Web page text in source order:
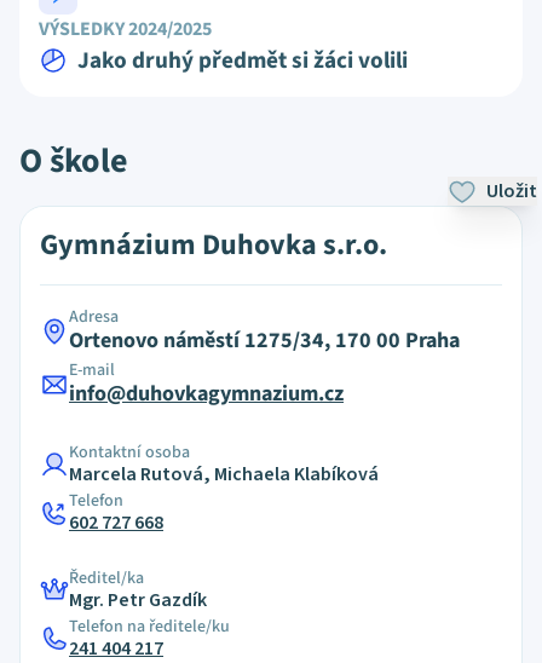
VÝSLEDKY 2024/2025
Jako druhý předmět si žáci volili
O škole
Uložit
Gymnázium Duhovka s.r.o.
Adresa
Ortenovo náměstí 1275/34, 170 00 Praha
E-mail
info@duhovkagymnazium.cz
Kontaktní osoba
Marcela Rutová, Michaela Klabíková
Telefon
602 727 668
Ředitel/ka
Mgr. Petr Gazdík
Telefon na ředitele/ku
241 404 217